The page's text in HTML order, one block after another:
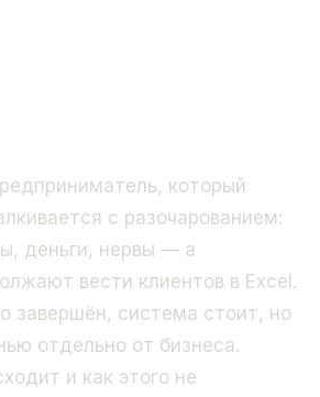
который
с разочарованием:
деньги, нервы — а
вести клиентов в Excel.
завершён, система стоит, но
отдельно от бизнеса.
и как этого не